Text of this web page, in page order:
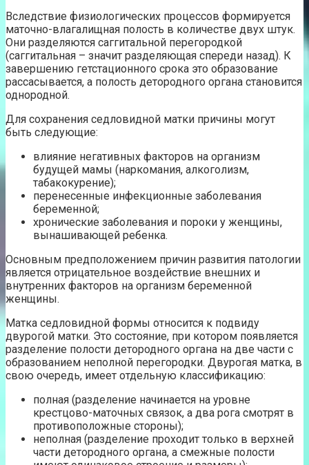
Вследствие физиологических процессов формируется
маточно-влагалищная полость в количестве двух штук.
Они разделяются саггитальной перегородкой
(саггитальная – значит разделяющая спереди назад). К
завершению гетстационного срока это образование
рассасывается, а полость детородного органа становится
однородной.
Для сохранения седловидной матки причины могут
быть следующие:
влияние негативных факторов на организм
будущей мамы (наркомания, алкоголизм,
табакокурение);
перенесенные инфекционные заболевания
беременной;
хронические заболевания и пороки у женщины,
вынашивающей ребенка.
Основным предположением причин развития патологии
является отрицательное воздействие внешних и
внутренних факторов на организм беременной
женщины.
Матка седловидной формы относится к подвиду
двурогой матки. Это состояние, при котором появляется
разделение полости детородного органа на две части с
образованием неполной перегородки. Двурогая матка, в
свою очередь, имеет отдельную классификацию:
полная (разделение начинается на уровне
крестцово-маточных связок, а два рога смотрят в
противоположные стороны);
неполная (разделение проходит только в верхней
части детородного органа, а смежные полости